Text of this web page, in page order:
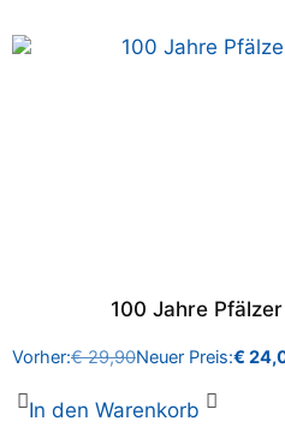
100 Jahre
Vorher:€29,90Neuer Preis:€
In den Warenkorb